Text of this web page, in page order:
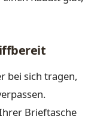
bei sich tragen,
Brieftasche